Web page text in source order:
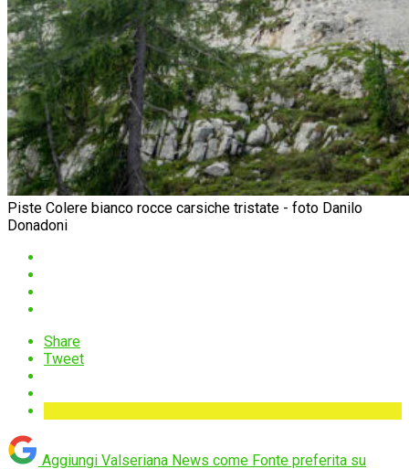
Piste Colere bianco rocce carsiche tristate - foto Danilo
Donadoni
Share
Tweet
Aggiungi Valseriana News come Fonte preferita su